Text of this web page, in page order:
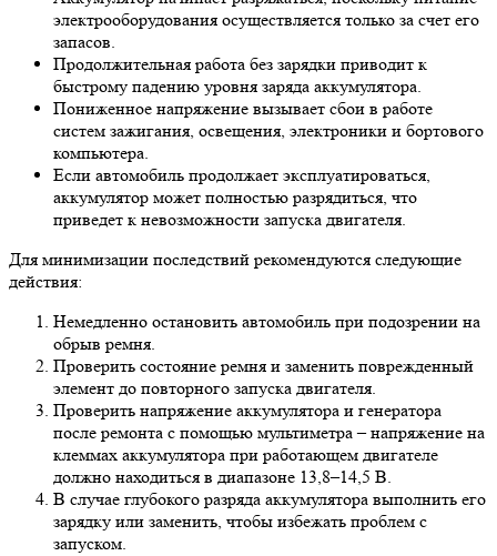
электрооборудования осуществляется только за счет его
запасов.
Продолжительная работа без зарядки приводит к
быстрому падению уровня заряда аккумулятора.
Пониженное напряжение вызывает сбои в работе
систем зажигания, освещения, электроники и бортового
компьютера.
Если автомобиль продолжает эксплуатироваться,
аккумулятор может полностью разрядиться, что
приведет к невозможности запуска двигателя.
Для минимизации последствий рекомендуются следующие
действия:
Немедленно остановить автомобиль при подозрении на
обрыв ремня.
Проверить состояние ремня и заменить поврежденный
элемент до повторного запуска двигателя.
Проверить напряжение аккумулятора и генератора
после ремонта с помощью мультиметра – напряжение на
клеммах аккумулятора при работающем двигателе
должно находиться в диапазоне 13,8–14,5 В.
В случае глубокого разряда аккумулятора выполнить его
зарядку или заменить, чтобы избежать проблем с
запуском.